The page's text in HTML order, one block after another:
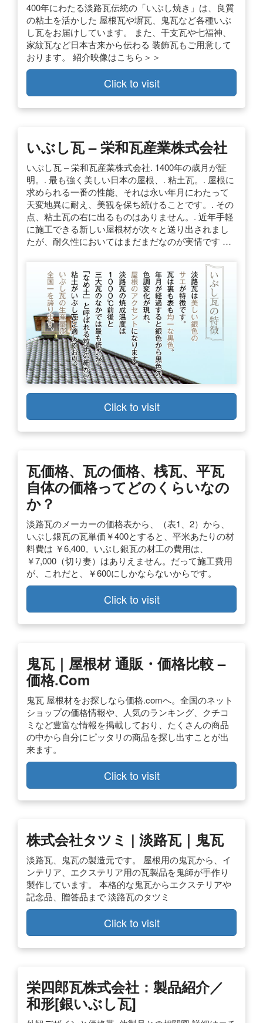
400年にわたる淡路瓦伝統の「いぶし焼き」は、良質
の粘土を活かした 屋根瓦や塀瓦、鬼瓦など各種いぶ
し瓦をお届けしています。 また、干支瓦や七福神、
家紋瓦など日本古来から伝わる 装飾瓦もご用意して
おります。 紹介映像はこちら＞＞
Click to visit
いぶし瓦 – 栄和瓦産業株式会社
いぶし瓦 – 栄和瓦産業株式会社. 1400年の歳月が証
明。. 最も強く美しい日本の屋根、. 粘土瓦。. 屋根に
求められる一番の性能、それは永い年月にわたって
天変地異に耐え、美観を保ち続けることです。. その
点、粘土瓦の右に出るものはありません。. 近年手軽
に施工できる新しい屋根材が次々と送り出されまし
たが、耐久性においてはまだまだなのが実情です …
Click to visit
瓦価格、瓦の価格、桟瓦、平瓦
自体の価格ってどのくらいなの
か？
淡路瓦のメーカーの価格表から、（表1、2）から、
いぶし銀瓦の瓦単価￥400とすると、平米あたりの材
料費は ￥6,400。いぶし銀瓦の材工の費用は、
￥7,000（切り妻）はありえません。だって施工費用
が、これだと、￥600にしかならないからです。
Click to visit
鬼瓦｜屋根材 通販・価格比較 –
価格.com
鬼瓦 屋根材をお探しなら価格.comへ。全国のネット
ショップの価格情報や、人気のランキング、クチコ
ミなど豊富な情報を掲載しており、たくさんの商品
の中から自分にピッタリの商品を探し出すことが出
来ます。
Click to visit
株式会社タツミ | 淡路瓦｜鬼瓦
淡路瓦、鬼瓦の製造元です。 屋根用の鬼瓦から、イ
ンテリア、エクステリア用の瓦製品を鬼師が手作り
製作しています。 本格的な鬼瓦からエクステリアや
記念品、贈答品まで 淡路瓦のタツミ
Click to visit
栄四郎瓦株式会社：製品紹介／
和形[銀いぶし瓦]